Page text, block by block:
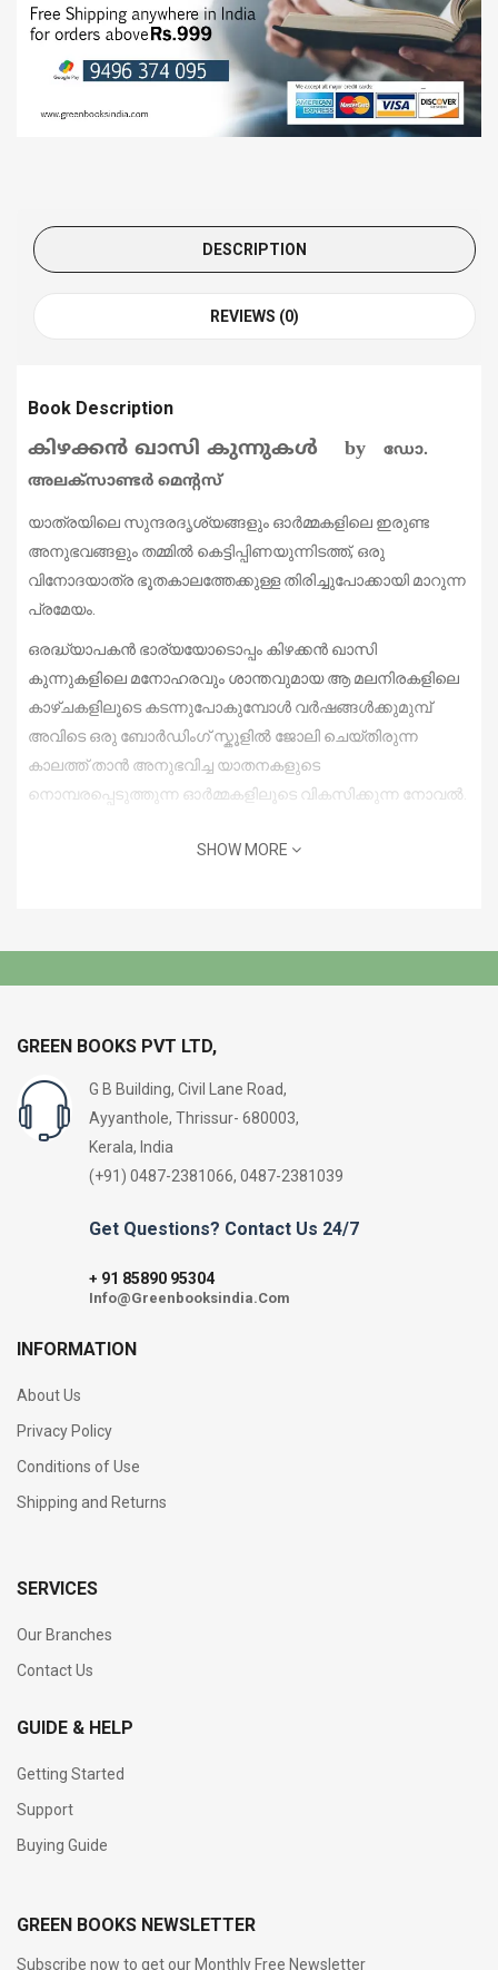
DESCRIPTION
REVIEWS (0)
Book Description
കിഴക്കന്‍ ഖാസി കുന്നുകള്‍ by
ഡോ.
അലക്‌സാണ്ടര്‍ മെന്റസ്
യാത്രയിലെ സുന്ദരദൃശ്യങ്ങളും ഓർമ്മകളിലെ ഇരുണ്ട
അനുഭവങ്ങളും തമ്മിൽ കെട്ടിപ്പിണയുന്നിടത്ത്, ഒരു
വിനോദയാത്ര ഭൂതകാലത്തേക്കുള്ള തിരിച്ചുപോക്കായി മാറുന്ന
പ്രമേയം.
ഒരദ്ധ്യാപകൻ ഭാര്യയോടൊപ്പം കിഴക്കൻ ഖാസി
കുന്നുകളിലെ മനോഹരവും ശാന്തവുമായ ആ മലനിരകളിലെ
കാഴ്ചകളിലൂടെ കടന്നുപോകുമ്പോൾ വർഷങ്ങൾക്കുമുമ്പ്
അവിടെ ഒരു ബോർഡിംഗ് സ്കൂ‌ളിൽ ജോലി ചെയ്‌തിരുന്ന
കാലത്ത് താൻ അനുഭവിച്ച യാതനകളുടെ
നൊമ്പരപ്പെടുത്തുന്ന ഓർമ്മകളിലൂടെ വികസിക്കുന്ന നോവൽ.
SHOW MORE
GREEN BOOKS PVT LTD,
G B Building, Civil Lane Road,
Ayyanthole, Thrissur- 680003,
Kerala, India
(+91) 0487-2381066, 0487-2381039
Get Questions? Contact Us 24/7
+ 91 85890 95304
Info@Greenbooksindia.Com
INFORMATION
About Us
Privacy Policy
Conditions of Use
Shipping and Returns
SERVICES
Our Branches
Contact Us
GUIDE & HELP
Getting Started
Support
Buying Guide
GREEN BOOKS NEWSLETTER
Subscribe now to get our Monthly Free Newsletter